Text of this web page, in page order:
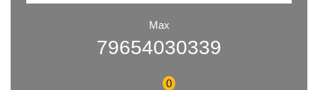
Max
79654030339
0